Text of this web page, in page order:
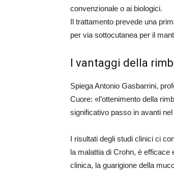
convenzionale o ai biologici.
Il trattamento prevede una
per via sottocutanea per il
I vantaggi della
Spiega Antonio Gasbarrini,
Cuore: «l’ottenimento della
significativo passo in avanti
I risultati degli studi clinici ci
la malattia di Crohn, è
clinica, la guarigione della